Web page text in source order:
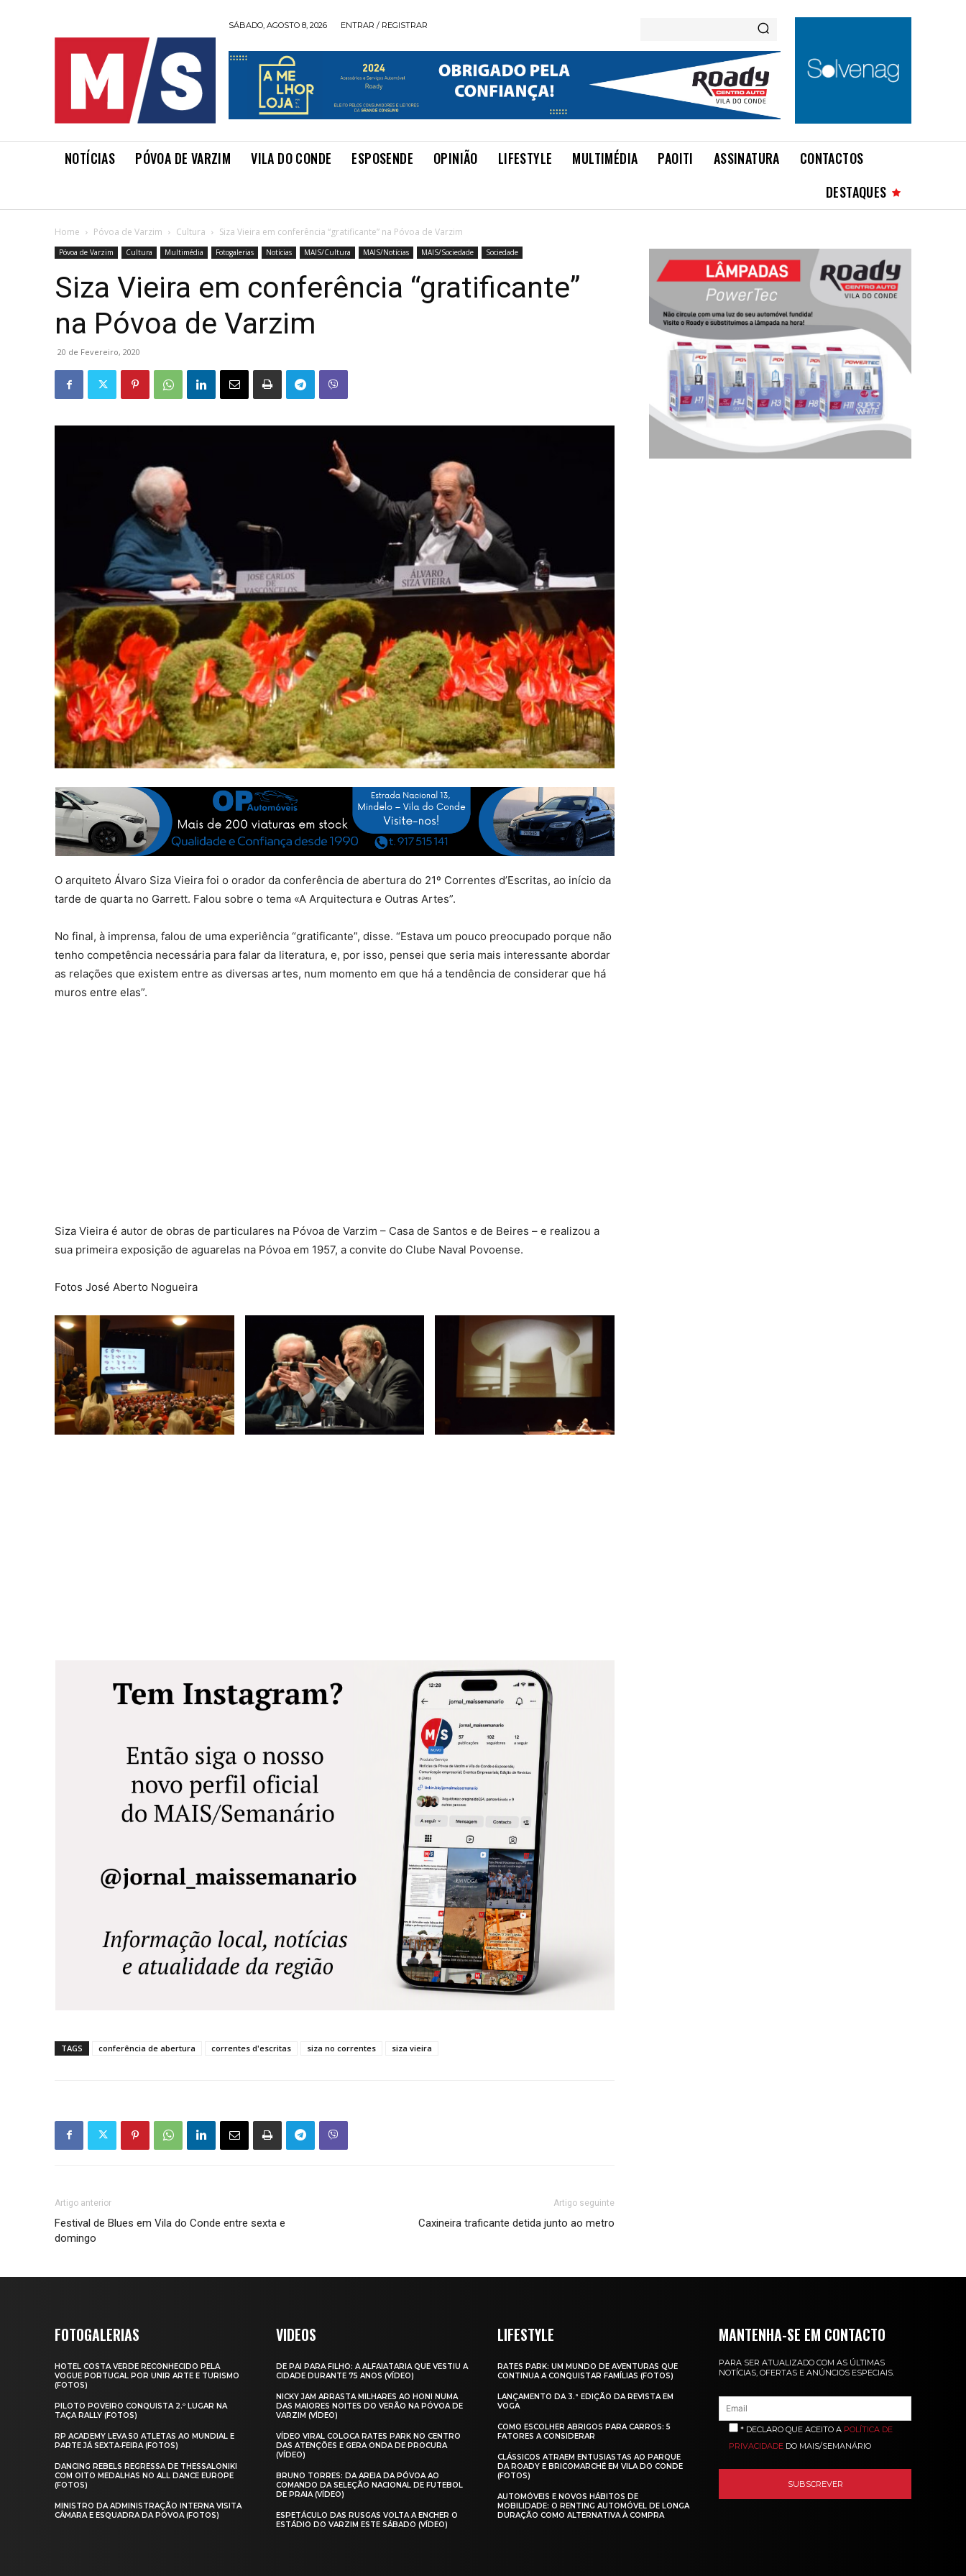
SÁBADO, AGOSTO 8, 2026 ENTRAR / REGISTRAR
NOTÍCIAS PÓVOA DE VARZIM VILA DO CONDE ESPOSENDE OPINIÃO LIFESTYLE MULTIMÉDIA PAOITI ASSINATURA
CONTACTOS
DESTAQUES
Home Póvoa de Varzim Cultura Siza Vieira em conferência “gratificante” na Póvoa de Varzim
Póvoa de Varzim Cultura Multimédia Fotogalerias Notícias MAIS/Cultura MAIS/Notícias MAIS/Sociedade Sociedade
Siza Vieira em conferência “gratificante”
na Póvoa de Varzim
20 de Fevereiro, 2020
O arquiteto Álvaro Siza Vieira foi o orador da conferência de abertura do 21º Correntes d’Escritas, ao início da
tarde de quarta no Garrett. Falou sobre o tema «A Arquitectura e Outras Artes”.
No final, à imprensa, falou de uma experiência “gratificante”, disse. “Estava um pouco preocupado porque não
tenho competência necessária para falar da literatura, e, por isso, pensei que seria mais interessante abordar
as relações que existem entre as diversas artes, num momento em que há a tendência de considerar que há
muros entre elas”.
Siza Vieira é autor de obras de particulares na Póvoa de Varzim – Casa de Santos e de Beires – e realizou a
sua primeira exposição de aguarelas na Póvoa em 1957, a convite do Clube Naval Povoense.
Fotos José Aberto Nogueira
TAGS conferência de abertura correntes d'escritas siza no correntes siza vieira
Artigo anterior
Festival de Blues em Vila do Conde entre sexta e
domingo
Artigo seguinte
Caxineira traficante detida junto ao metro
FOTOGALERIAS
HOTEL COSTA VERDE RECONHECIDO PELA
VOGUE PORTUGAL POR UNIR ARTE E TURISMO
(FOTOS)
PILOTO POVEIRO CONQUISTA 2.º LUGAR NA
TAÇA RALLY (FOTOS)
RP ACADEMY LEVA 50 ATLETAS AO MUNDIAL E
PARTE JÁ SEXTA‑FEIRA (FOTOS)
DANCING REBELS REGRESSA DE THESSALONIKI
COM OITO MEDALHAS NO ALL DANCE EUROPE
(FOTOS)
MINISTRO DA ADMINISTRAÇÃO INTERNA VISITA
CÂMARA E ESQUADRA DA PÓVOA (FOTOS)
VIDEOS
DE PAI PARA FILHO: A ALFAIATARIA QUE VESTIU A
CIDADE DURANTE 75 ANOS (VÍDEO)
NICKY JAM ARRASTA MILHARES AO HONI NUMA
DAS MAIORES NOITES DO VERÃO NA PÓVOA DE
VARZIM (VÍDEO)
VÍDEO VIRAL COLOCA RATES PARK NO CENTRO
DAS ATENÇÕES E GERA ONDA DE PROCURA
(VÍDEO)
BRUNO TORRES: DA AREIA DA PÓVOA AO
COMANDO DA SELEÇÃO NACIONAL DE FUTEBOL
DE PRAIA (VÍDEO)
ESPETÁCULO DAS RUSGAS VOLTA A ENCHER O
ESTÁDIO DO VARZIM ESTE SÁBADO (VÍDEO)
LIFESTYLE
RATES PARK: UM MUNDO DE AVENTURAS QUE
CONTINUA A CONQUISTAR FAMÍLIAS (FOTOS)
LANÇAMENTO DA 3.ª EDIÇÃO DA REVISTA EM
VOGA
COMO ESCOLHER ABRIGOS PARA CARROS: 5
FATORES A CONSIDERAR
CLÁSSICOS ATRAEM ENTUSIASTAS AO PARQUE
DA ROADY E BRICOMARCHÉ EM VILA DO CONDE
(FOTOS)
AUTOMÓVEIS E NOVOS HÁBITOS DE
MOBILIDADE: O RENTING AUTOMÓVEL DE LONGA
DURAÇÃO COMO ALTERNATIVA À COMPRA
MANTENHA-SE EM CONTACTO
PARA SER ATUALIZADO COM AS ÚLTIMAS
NOTÍCIAS, OFERTAS E ANÚNCIOS ESPECIAIS.
* DECLARO QUE ACEITO A POLÍTICA DE
PRIVACIDADE DO MAIS/SEMANÁRIO